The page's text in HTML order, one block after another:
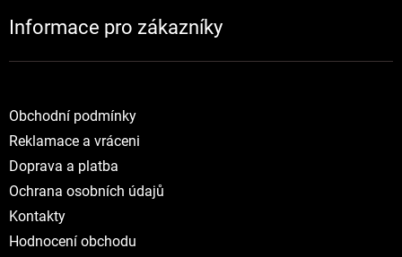
Informace pro zákazníky
Obchodní podmínky
Reklamace a vráceni
Doprava a platba
Ochrana osobních údajů
Kontakty
Hodnocení obchodu